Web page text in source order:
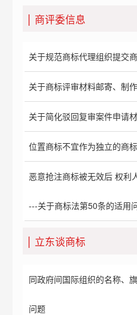
商评委信息
关于规范商标代理组织提交
关于商标评审材料邮寄、制
关于简化驳回复审案件申请
位置商标不宜作为独立的商
恶意抢注商标被无效后 权利
---关于商标法第50条的适用
立东谈商标
同政府间国际组织的名称、
问题